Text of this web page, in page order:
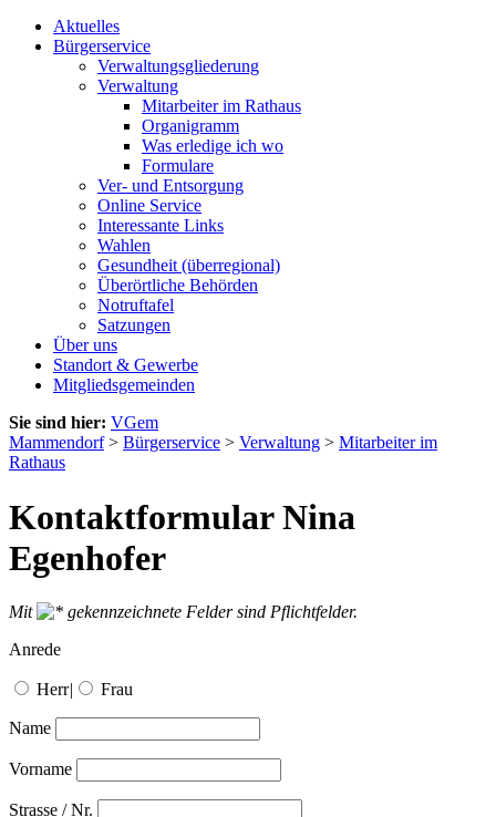
Aktuelles
Bürgerservice
Verwaltungsgliederung
Verwaltung
Mitarbeiter im Rathaus
Organigramm
Was erledige ich wo
Formulare
Ver- und Entsorgung
Online Service
Interessante Links
Wahlen
Gesundheit (überregional)
Überörtliche Behörden
Notruftafel
Satzungen
Über uns
Standort & Gewerbe
Mitgliedsgemeinden
Sie sind hier: VGem
Mammendorf> Bürgerservice > Verwaltung > Mitarbeiter im
Rathaus
Kontaktformular Nina
Egenhofer
Mit
gekennzeichnete Felder sind Pflichtfelder.
Anrede
Herr| Frau
Name
Vorname
Strasse / Nr.